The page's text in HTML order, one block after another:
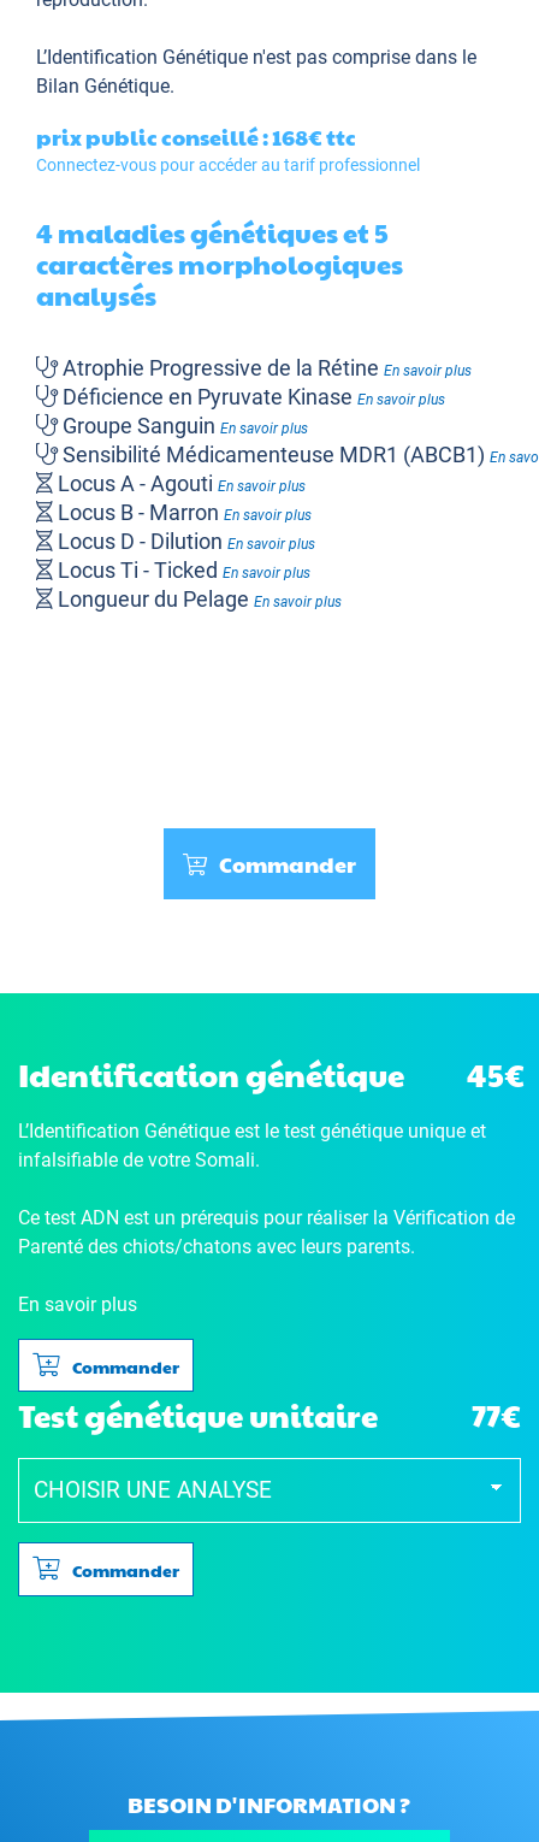
L’Identification Génétique n'est pas comprise dans le
Bilan Génétique.
prix public conseillé : 168€ttc
Connectez-vous pour accéder au tarif professionnel
4 maladies génétiques et 5
caractères morphologiques
analysés
Atrophie Progressive de la Rétine En savoir plus
Déficience en Pyruvate Kinase En savoir plus
Groupe Sanguin En savoir plus
Sensibilité Médicamenteuse MDR1 (ABCB1) En
Locus A - Agouti En savoir plus
Locus B - Marron En savoir plus
Locus D - Dilution En savoir plus
Locus Ti - Ticked En savoir plus
Longueur du Pelage En savoir plus
Commander
Identification génétique 45€
L’Identification Génétique est le test génétique unique et
infalsifiable de votre Somali.
Ce test ADN est un prérequis pour réaliser la Vérification de
Parenté des chiots/chatons avec leurs parents.
En savoir plus
Commander
Test génétique unitaire 77€
Commander
BESOIN D'INFORMATION ?